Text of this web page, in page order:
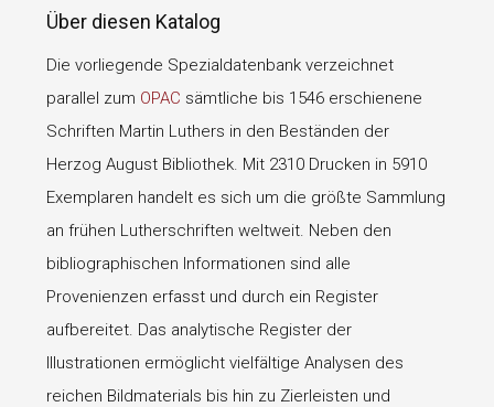
Über diesen Katalog
Die vorliegende Spezialdatenbank verzeichnet
parallel zum OPAC sämtliche bis 1546 erschienene
Schriften Martin Luthers in den Beständen der
Herzog August Bibliothek. Mit 2310 Drucken in 5910
Exemplaren handelt es sich um die größte Sammlung
an frühen Lutherschriften weltweit. Neben den
bibliographischen Informationen sind alle
Provenienzen erfasst und durch ein Register
aufbereitet. Das analytische Register der
Illustrationen ermöglicht vielfältige Analysen des
reichen Bildmaterials bis hin zu Zierleisten und